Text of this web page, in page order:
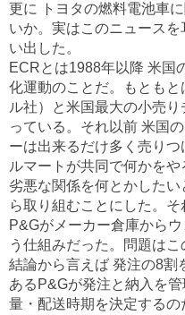
更に トヨタの燃料電池車
いか。実はこのニュース
い出した。
ECRとは1988年以降 米国
化運動のことだ。もとも
ル社）と米国最大の小売
っている。それ以前 米国
ーは出来るだけ多く売り
ルマートが共同で何かをや
劣悪な関係を何とかした
ら取り組むことにした。
P&Gがメーカー倉庫から
う仕組みだった。問題は
結論から言えば 発注の8割
あるP&Gが発注と納入を
量・配送時期を決定する